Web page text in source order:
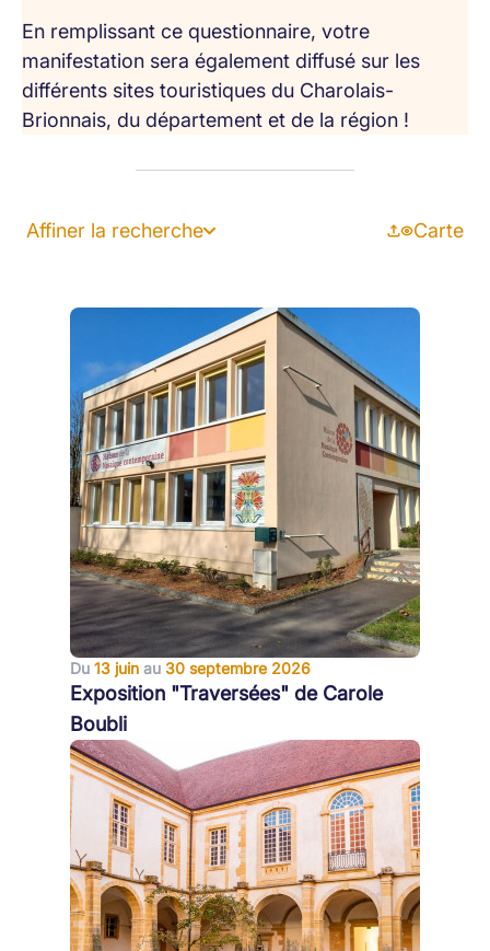
En remplissant ce questionnaire, votre
manifestation sera également diffusé sur les
différents sites touristiques du Charolais-
Brionnais, du département et de la région !
Affiner la recherche Carte
Du 13 juin au 30 septembre 2026
Exposition "Traversées" de Carole
Boubli